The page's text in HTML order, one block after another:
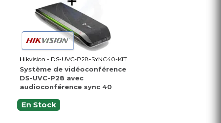
Hikvision - DS-UVC-P28-SYNC40-KIT
Système de vidéoconférence
DS-UVC-P28 avec
audioconférence sync 40
En Stock